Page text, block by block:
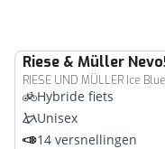
Riese & Müller
RIESE UND MÜLLER Ice
Hybride fiets
Unisex
14 versnellingen